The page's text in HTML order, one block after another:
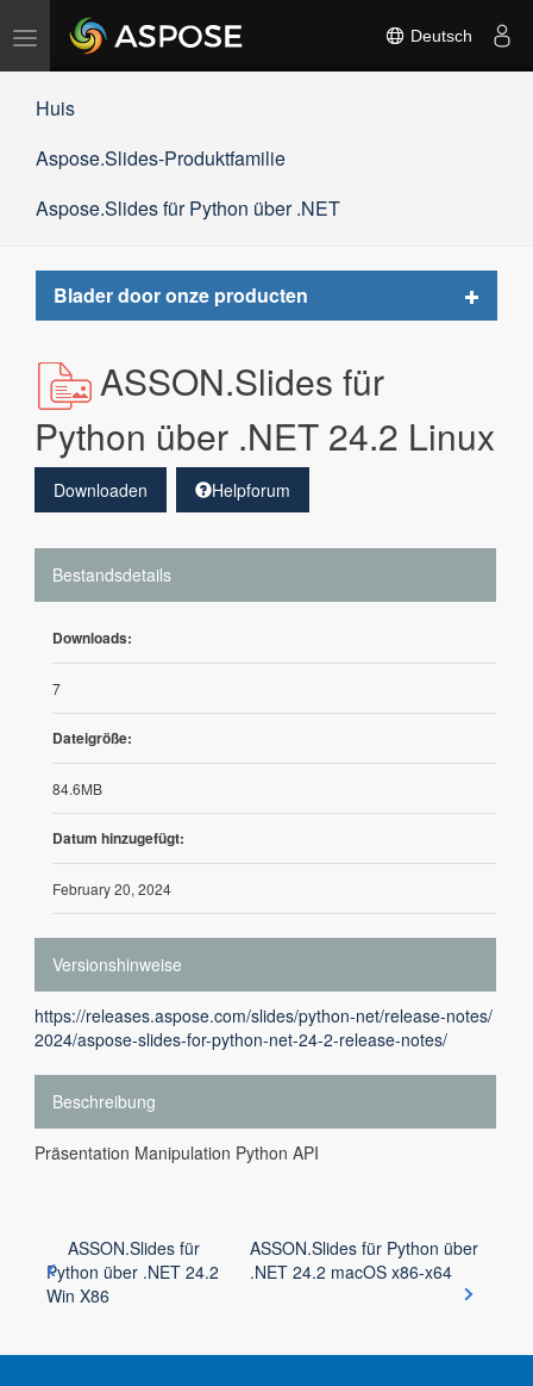
Navigation
umschalten
Deutsch
Huis
Aspose.Slides-Produktfamilie
Aspose.Slides für Python über .NET
Blader door onze producten
Toggle
ASSON.Slides für
Python über .NET 24.2 Linux
Downloaden Helpforum
Bestandsdetails
Downloads:
7
Dateigröße:
84.6MB
Datum hinzugefügt:
February 20, 2024
Versionshinweise
https://releases.aspose.com/slides/python-net/release-notes/
2024/aspose-slides-for-python-net-24-2-release-notes/
Beschreibung
Präsentation Manipulation Python API
ASSON.Slides für
Python über .NET 24.2
Win X86
ASSON.Slides für Python über
.NET 24.2 macOS x86-x64